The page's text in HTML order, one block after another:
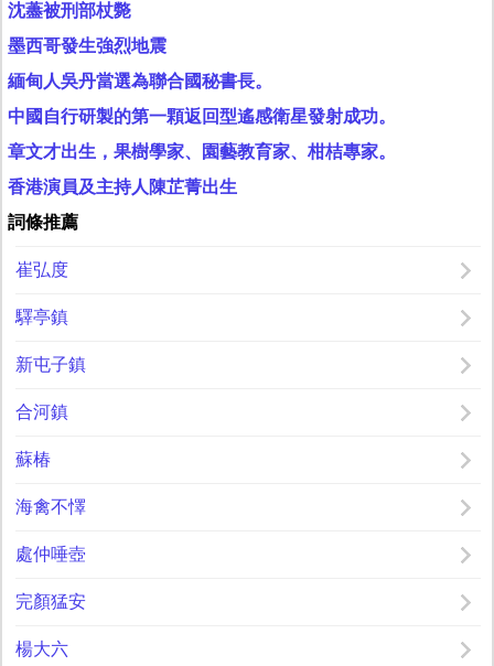
沈藎被刑部杖斃
墨西哥發生強烈地震
緬甸人吳丹當選為聯合國秘書長。
中國自行研製的第一顆返回型遙感衛星發射成功。
章文才出生，果樹學家、園藝教育家、柑桔專家。
香港演員及主持人陳芷菁出生
詞條推薦
崔弘度
驛亭鎮
新屯子鎮
合河鎮
蘇椿
海禽不懌
處仲唾壺
完顏猛安
楊大六